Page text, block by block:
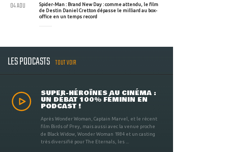
Spider-Man : Brand New Day : comme attendu, le film
de Destin Daniel Cretton dépasse le milliard au box-
office en un temps record
04 AOU
LES PODCASTS TOUT VOIR
SUPER-HÉROÏNES AU CINÉMA :
UN DÉBAT 100% FÉMININ EN
PODCAST !
Après Wonder Woman, Captain Marvel, et le récent
film Birds of Prey, mais aussi avec la venue proche
de Black Widow, Wonder Woman 1984 et un casting
très diversifié pour The Eternals, les ...